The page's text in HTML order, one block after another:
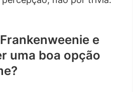
e
uma boa opção